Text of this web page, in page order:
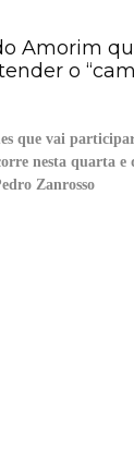
Amorim
o
que vai
nesta quarta
Zanrosso